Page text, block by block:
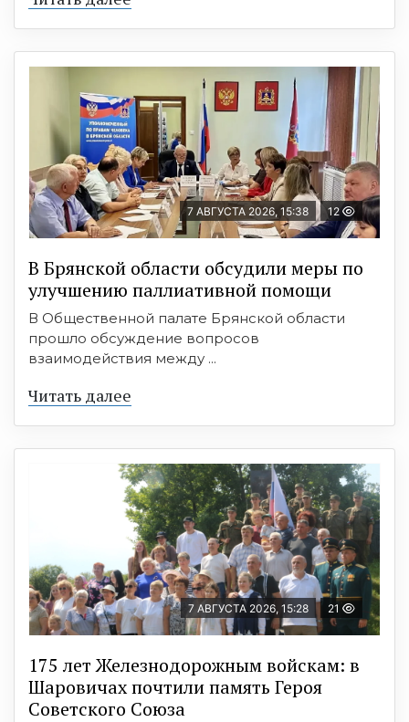
7 АВГУСТА 2026, 15:38 12
В Брянской области обсудили меры по
улучшению паллиативной помощи
В Общественной палате Брянской области
прошло обсуждение вопросов
взаимодействия между ...
Читать далее
7 АВГУСТА 2026, 15:28 21
175 лет Железнодорожным войскам: в
Шаровичах почтили память Героя
Советского Союза